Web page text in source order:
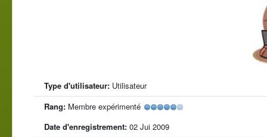
Type d'utilisateur: Utilisateur
Rang: Membre expérimenté
Date d'enregistrement: 02 Jui 2009